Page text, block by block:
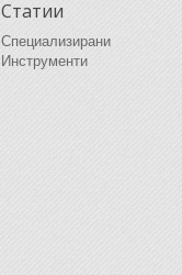
Статии
Специализирани
Инструменти